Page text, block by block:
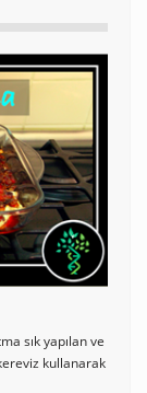
sık yapılan ve
kullanarak